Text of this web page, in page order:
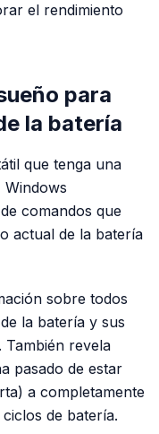
el rendimiento
para
la batería
que tenga una
Windows
comandos que
actual de la batería
sobre todos
la batería y sus
También revela
pasado de estar
a completamente
de batería.